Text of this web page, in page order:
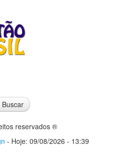
Buscar
reservados ®
- Hoje: 09/08/2026 - 13:39